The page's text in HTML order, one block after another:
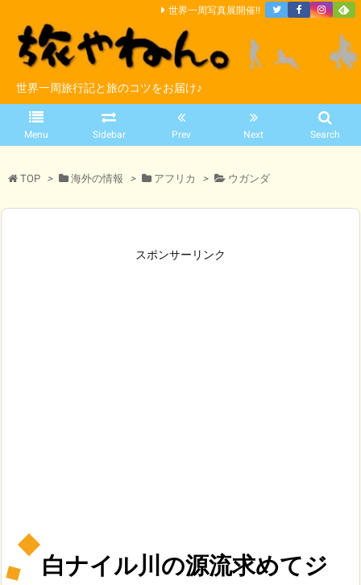
世界一周旅行記と旅のコツをお届け♪
Menu Sidebar Prev Next Search
世界一周写真展開催!!
TOP > 海外の情報 > アフリカ > ウガンダ
スポンサーリンク
白ナイル川の源流求めてジ